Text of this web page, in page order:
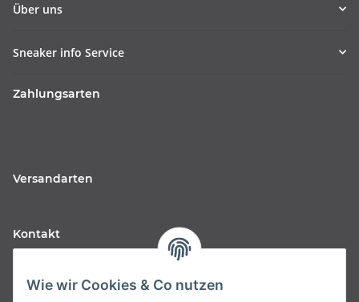
Über uns
Sneaker info Service
Zahlungsarten
Versandarten
Kontakt
Langstr. 51-53
Wie wir Cookies & Co nutzen